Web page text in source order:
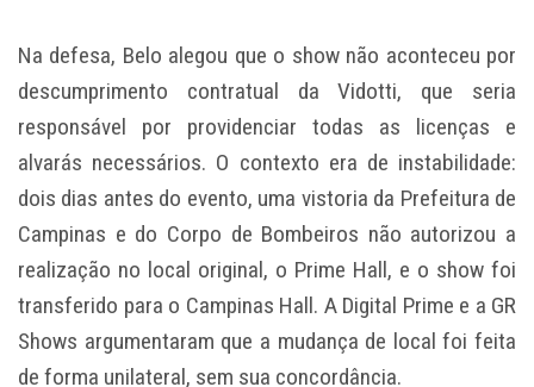
Na defesa, Belo alegou que o show não aconteceu por
descumprimento contratual da Vidotti, que seria
responsável por providenciar todas as licenças e
alvarás necessários. O contexto era de instabilidade:
dois dias antes do evento, uma vistoria da Prefeitura de
Campinas e do Corpo de Bombeiros não autorizou a
realização no local original, o Prime Hall, e o show foi
transferido para o Campinas Hall. A Digital Prime e a GR
Shows argumentaram que a mudança de local foi feita
de forma unilateral, sem sua concordância.